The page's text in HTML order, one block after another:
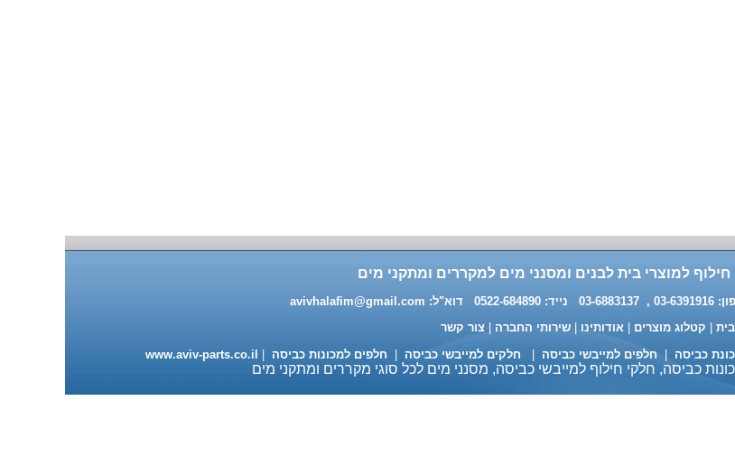
למוצרי בית לבנים ומסנני מים למקררים ומתקני מים
avivhalafim@gmail.com
קטלוג מוצרים אודותינו שירותי החברה
צור קשר
כביסה חלפים למייבשי כביסה חלקים למייבשי כביסה חלפים למכונות כביסה www.aviv-parts.co.il
כביסה, חלקי חילוף למייבשי כביסה, מסנני מים לכל סוגי מקררים ומתקני מים